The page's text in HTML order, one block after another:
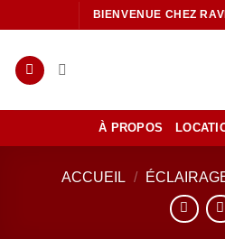
au
contenu
BIENVENUE CHEZ
À PROPOS
ACCUEIL /